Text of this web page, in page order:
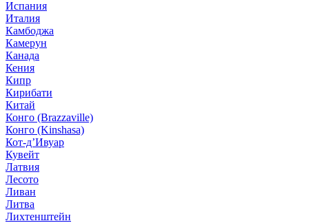
Испания
Италия
Камбоджа
Камерун
Канада
Кения
Кипр
Кирибати
Китай
Конго (Brazzaville)
Конго (Kinshasa)
Кот-д’Ивуар
Кувейт
Латвия
Лесото
Ливан
Литва
Лихтенштейн